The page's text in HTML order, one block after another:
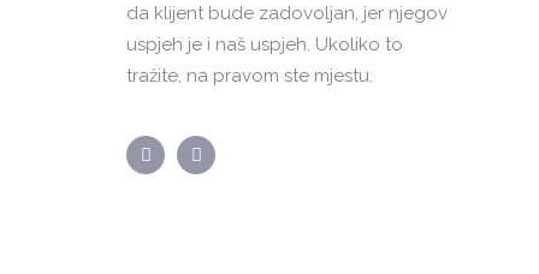
da klijent bude zadovoljan, jer njegov
uspjeh je i naš uspjeh. Ukoliko to
tražite, na pravom ste mjestu.